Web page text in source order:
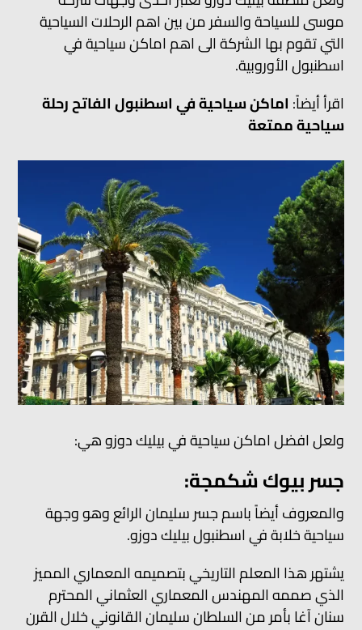
موسى للسياحة والسفر من بين اهم الرحلات السياحية
التي تقوم بها الشركة الى اهم اماكن سياحية في
اسطنبول الأوروبية.
اقرأ أيضاً: اماكن سياحية في اسطنبول الفاتح رحلة
سياحية ممتعة
ولعل افضل اماكن سياحية في بيليك دوزو هي:
جسر بيوك شكمجة:
والمعروف أيضاً باسم جسر سليمان الرائع وهو وجهة
سياحية خلابة في اسطنبول بيليك دوزو.
يشتهر هذا المعلم التاريخي بتصميمه المعماري المميز
الذي صممه المهندس المعماري العثماني المحترم
سنان آغا بأمر من السلطان سليمان القانوني خلال القرن